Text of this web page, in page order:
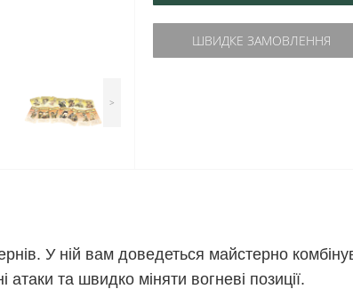
>
ШВИДКЕ ЗАМОВЛЕННЯ
У ній вам доведеться майстерно
та швидко міняти вогневі позиції.